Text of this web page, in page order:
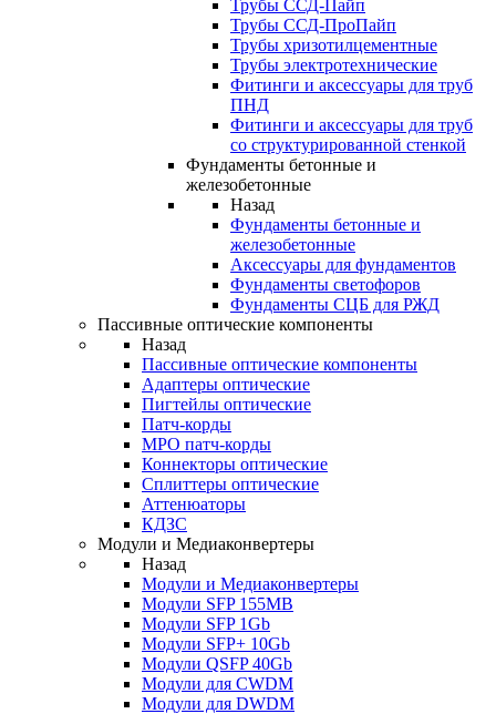
Трубы ССД-Пайп
Трубы ССД-ПроПайп
Трубы хризотилцементные
Трубы электротехнические
Фитинги и аксессуары для труб
ПНД
Фитинги и аксессуары для труб
со структурированной стенкой
Фундаменты бетонные и
железобетонные
Назад
Фундаменты бетонные и
железобетонные
Аксессуары для фундаментов
Фундаменты светофоров
Фундаменты СЦБ для РЖД
Пассивные оптические компоненты
Назад
Пассивные оптические компоненты
Адаптеры оптические
Пигтейлы оптические
Патч-корды
MPO патч-корды
Коннекторы оптические
Сплиттеры оптические
Аттенюаторы
КДЗС
Модули и Медиаконвертеры
Назад
Модули и Медиаконвертеры
Модули SFP 155MB
Модули SFP 1Gb
Модули SFP+ 10Gb
Модули QSFP 40Gb
Модули для CWDM
Модули для DWDM